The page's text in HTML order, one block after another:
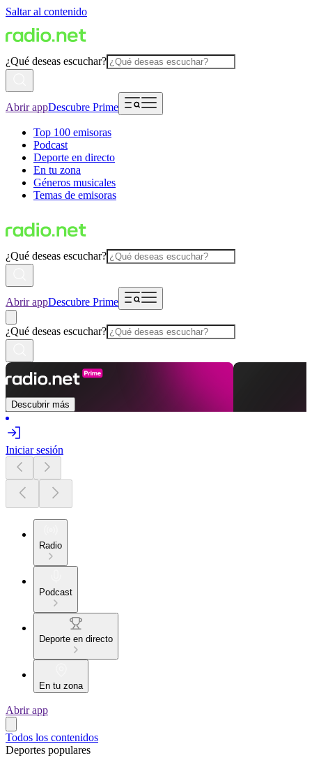
Saltar al contenido
¿Qué deseas escuchar?
Abrir appDescubre Prime
Top 100 emisoras
Podcast
Deporte en directo
En tu zona
Géneros musicales
Temas de emisoras
¿Qué deseas escuchar?
Abrir appDescubre Prime
¿Qué deseas escuchar?
Descubrir más
Iniciar sesión
Radio
Podcast
Deporte en directo
En tu zona
Abrir app
Todos los contenidos
Deportes populares